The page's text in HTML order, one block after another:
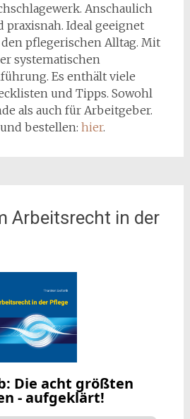
Anschaulich
praxisnah. Ideal geeignet
pflegerischen Alltag. Mit
systematischen
Es enthält viele
und Tipps. Sowohl
als auch für Arbeitgeber.
bestellen: hier.
Arbeitsrecht in der